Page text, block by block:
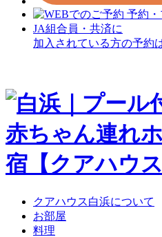
JA組合員・共済に
加入されている方の予約
クアハウス白浜について
お部屋
料理